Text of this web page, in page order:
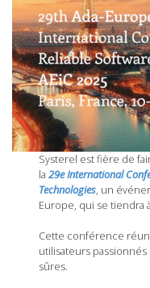
Systerel est fière de
la29e International
Technologies, un
Europe, qui se tiendra
Cette conférence
utilisateurs
sûres.